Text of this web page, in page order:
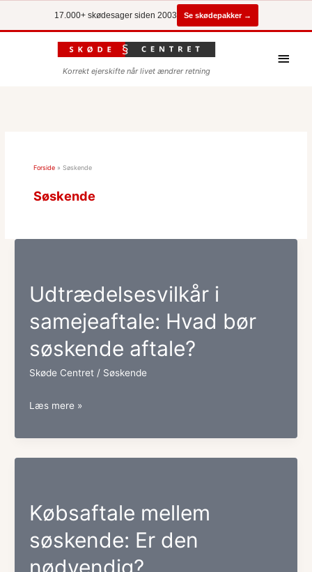
17.000+ skødesager siden 2003 Se skødepakker →
Korrekt ejerskifte når livet ændrer retning
Forside »Søskende
Søskende
Udtrædelsesvilkår i
samejeaftale: Hvad bør
søskende aftale?
Skøde Centret / Søskende
Udtrædelsesvilkår
søskende
aftale?
Læs mere »
Købsaftale mellem
søskende: Er den